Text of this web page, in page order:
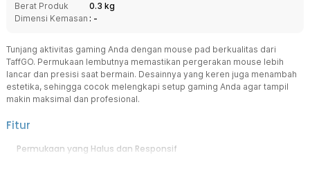
Berat Produk
0.3 kg
Dimensi Kemasan : -
Tunjang aktivitas gaming Anda dengan mouse pad berkualitas dari
TaffGO. Permukaan lembutnya memastikan pergerakan mouse lebih
lancar dan presisi saat bermain. Desainnya yang keren juga menambah
estetika, sehingga cocok melengkapi setup gaming Anda agar tampil
makin maksimal dan profesional.
Fitur
Permukaan yang Halus dan Responsif